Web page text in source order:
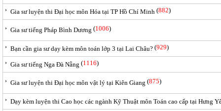
Gia sư luyện thi Đại học môn Hóa tại TP Hồ Chí Minh (882)
Gia sư tiếng Pháp Bình Dương (1006)
Bạn cần gia sư dạy kèm môn toán lớp 3 tại Lai Châu? (929)
Gia sư tiếng Nga Đà Nẵng (1116)
Gia sư luyện thi Đại học môn vật lý tại Kiên Giang (875)
Dạy kèm luyện thi Cao học các ngành Kỹ Thuật môn Toán cao cấp tại Hưng